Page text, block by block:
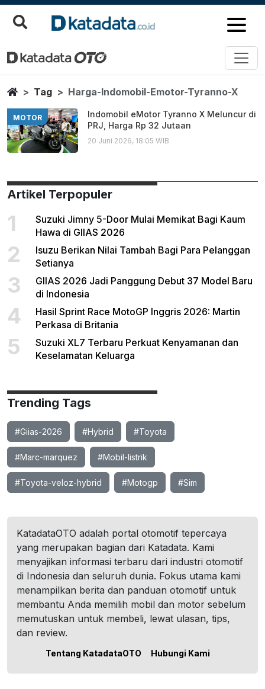
Harga Indomobil Emotor
Berita Terbaru
HomeTag Harga-Indomobil-Emotor-Tyranno-X
MOTOR
Indomobil eMotor Tyranno X Meluncur di
PRJ, Harga Rp 32 Jutaan
20 Juni 2026, 18:05 WIB
Artikel Terpopuler
1
Suzuki Jimny 5-Door Mulai Memikat Bagi Kaum
Hawa di GIIAS 2026
2
Isuzu Berikan Nilai Tambah Bagi Para Pelanggan
Setianya
3
GIIAS 2026 Jadi Panggung Debut 37 Model Baru
di Indonesia
4
Hasil Sprint Race MotoGP Inggris 2026: Martin
Perkasa di Britania
5
Suzuki XL7 Terbaru Perkuat Kenyamanan dan
Keselamatan Keluarga
Trending Tags
#Giias-2026 #Hybrid #Toyota
#Marc-marquez #Mobil-listrik
#Toyota-veloz-hybrid #Motogp #Sim
KatadataOTO adalah portal otomotif tepercaya
yang merupakan bagian dari Katadata. Kami
menyajikan informasi terbaru dari industri otomotif
di Indonesia dan seluruh dunia. Fokus utama kami
menampilkan berita dan panduan otomotif untuk
membantu Anda memilih mobil dan motor sebelum
memutuskan untuk membeli, lewat ulasan, tips,
dan review.
Tentang KatadataOTO Hubungi Kami